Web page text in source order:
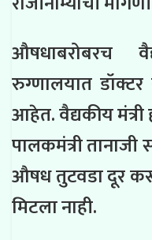
औषधाबरोबरच
रुग्णालयात डॉक्टर
आहेत. वैद्यकीय मंत्री
पालकमंत्री
औषध तुटवडा दूर करू
मिटला नाही.